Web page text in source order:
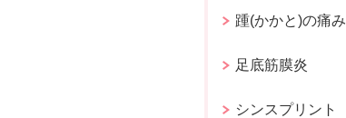
踵(かかと)の痛み
足底筋膜炎
シンスプリント